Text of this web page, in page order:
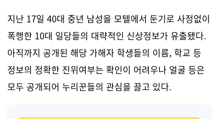
지난 17일 40대 중년 남성을 모텔에서 둔기로 사정없이
폭행한 10대 일당들의 대략적인 신상정보가 유출됐다.
아직까지 공개된 해당 가해자 학생들의 이름, 학교 등
정보의 정확한 진위여부는 확인이 어려우나 얼굴 등은
모두 공개되어 누리꾼들의 관심을 끌고 있다.